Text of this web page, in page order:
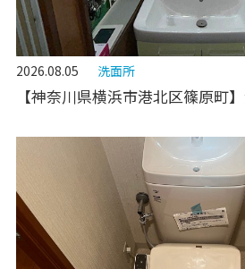
2026.08.05 洗面所
【神奈川県横浜市港北区篠原町